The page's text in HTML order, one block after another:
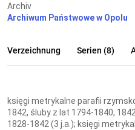
Archiv
Archiwum Państwowe w Opolu
Verzeichnung Serien (8)
księgi metrykalne parafii
1842, śluby z lat 1794-1840,
1828-1842 (3 j.a.); księgi